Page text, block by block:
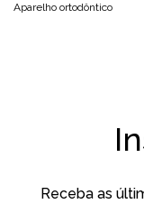
Aparelho ortodôntico
Receba as